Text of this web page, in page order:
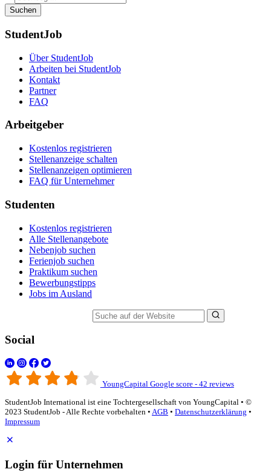
Suchen
StudentJob
Über StudentJob
Arbeiten bei StudentJob
Kontakt
Partner
FAQ
Arbeitgeber
Kostenlos registrieren
Stellenanzeige schalten
Stellenanzeigen optimieren
FAQ für Unternehmer
Studenten
Kostenlos registrieren
Alle Stellenangebote
Nebenjob suchen
Ferienjob suchen
Praktikum suchen
Bewerbungstipps
Jobs im Ausland
Social
YoungCapital Google score - 42 reviews
StudentJob International ist eine Tochtergesellschaft von YoungCapital • ©
2023 StudentJob - Alle Rechte vorbehalten • AGB • Datenschutzerklärung •
Impressum
Login für Unternehmen